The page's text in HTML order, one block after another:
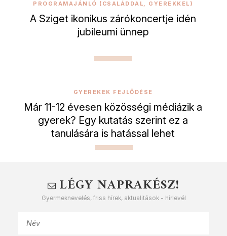
PROGRAMAJÁNLÓ (CSALÁDDAL, GYEREKKEL)
A Sziget ikonikus zárókoncertje idén
jubileumi ünnep
GYEREKEK FEJLŐDÉSE
Már 11-12 évesen közösségi médiázik a
gyerek? Egy kutatás szerint ez a
tanulására is hatással lehet
LÉGY NAPRAKÉSZ!
Gyermeknevelés, friss hírek, aktualitások - hírlevél